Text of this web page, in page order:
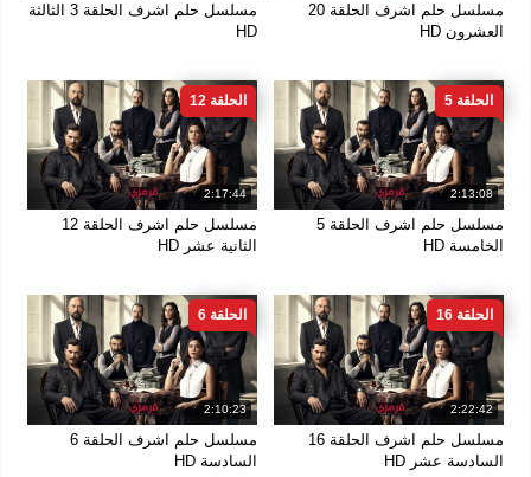
مسلسل حلم اشرف الحلقة 20
العشرون HD
مسلسل حلم اشرف الحلقة 3 الثالثة
HD
2:13:08
الحلقة 5
مسلسل حلم اشرف الحلقة 5
الخامسة HD
2:17:44
الحلقة 12
مسلسل حلم اشرف الحلقة 12
الثانية عشر HD
2:22:42
الحلقة 16
مسلسل حلم اشرف الحلقة 16
السادسة عشر HD
2:10:23
الحلقة 6
مسلسل حلم اشرف الحلقة 6
السادسة HD